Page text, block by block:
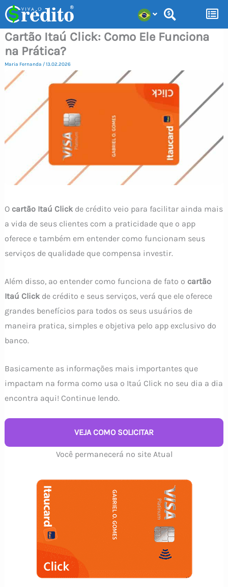
para
conteúdo
Cartão Itaú Click: Como Ele Funciona
na Prática?
Maria Fernanda /13.02.2026
O cartão Itaú Clickde crédito veio para facilitar ainda mais
a vida de seus clientes com a praticidade que o app
oferece e também em entender como funcionam seus
serviços de qualidade que compensa investir.
Além disso, ao entender como funciona de fato o cartão
Itaú Clickde crédito e seus serviços, verá que ele oferece
grandes benefícios para todos os seus usuários de
maneira pratica, simples e objetiva pelo app exclusivo do
banco.
Basicamente as informações mais importantes que
impactam na forma como usa o Itaú Click no seu dia a dia
encontra aqui! Continue lendo.
VEJA COMO SOLICITAR
Você permanecerá no site Atual